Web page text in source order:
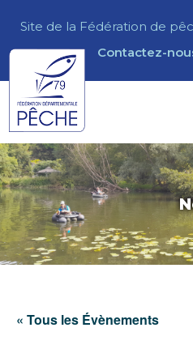
Site de la Fédération de
Contactez-
« Tous les Évènements